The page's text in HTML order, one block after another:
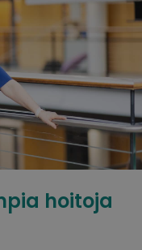
hoitoja